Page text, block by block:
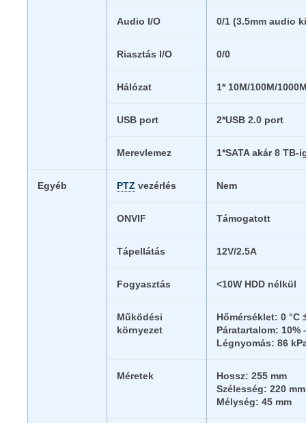
Audio I/O 0/1 (3.5mm audio
Riasztás I/O 0/0
Hálózat 1* 10M/100M/
USB port 2*USB 2.0 port
Merevlemez 1*SATA akár 8 TB-
Egyéb PTZ vezérlés Nem
ONVIF Támogatott
Tápellátás 12V/2.5A
Fogyasztás <10W HDD nélkül
Működési
környezet
Hőmérséklet: 0 °C
Páratartalom: 10%
Légnyomás: 86
Méretek
Hossz: 255 mm
Szélesség: 220 mm
Mélység: 45 mm